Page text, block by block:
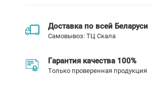
Доставка по всей Беларуси
Самовывоз: ТЦ Скала
Гарантия качества 100%
Только проверенная продукция